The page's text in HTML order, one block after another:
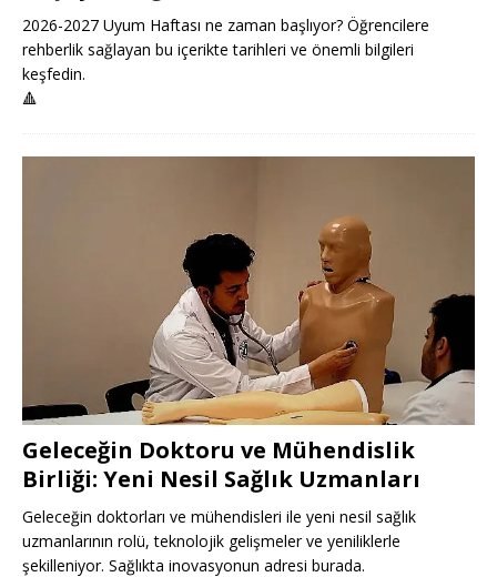
2026-2027 Uyum Haftası ne zaman başlıyor? Öğrencilere
rehberlik sağlayan bu içerikte tarihleri ve önemli bilgileri
keşfedin.
🔺
Geleceğin Doktoru ve Mühendislik
Birliği: Yeni Nesil Sağlık Uzmanları
Geleceğin doktorları ve mühendisleri ile yeni nesil sağlık
uzmanlarının rolü, teknolojik gelişmeler ve yeniliklerle
şekilleniyor. Sağlıkta inovasyonun adresi burada.